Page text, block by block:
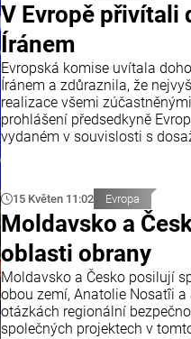
V Evropě přivítali
Íránem
Evropská komise uvítala
Íránem a zdůraznila, že
realizace všemi
prohlášení předsedkyně
vydaném v souvislosti s
15 Květen 11:02 Evropa
Moldavsko a
oblasti obrany
Moldavsko a Česko posilují
obou zemí, Anatolie Nosatîi
otázkách regionální
společných projektech v